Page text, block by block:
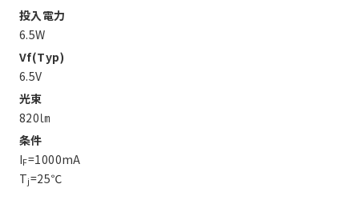
投入電力
6.5W
Vf(Typ)
6.5V
光束
820㏐
条件
IF=1000mA
Tj=25℃